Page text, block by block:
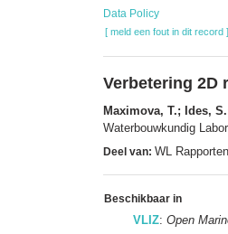
Data Policy
[ meld een fout in dit record ]
Verbetering 2D
Maximova, T.; Ides,
Waterbouwkundig
Deel van: WL
Beschikbaar in
VLIZ: Open